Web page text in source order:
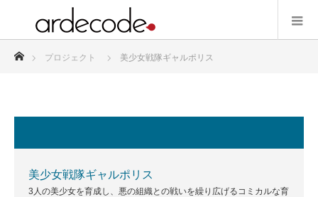
プロジェクト 美少女戦隊ギャルポリス
美少女戦隊ギャルポリス
3人の美少女を育成し、悪の組織との戦いを繰り広げるコミカルな育